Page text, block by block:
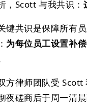
，Scott 与我共识：
键共识是保障所有
为每位员工设置补
方律师团队受
夜磋商后于周一清